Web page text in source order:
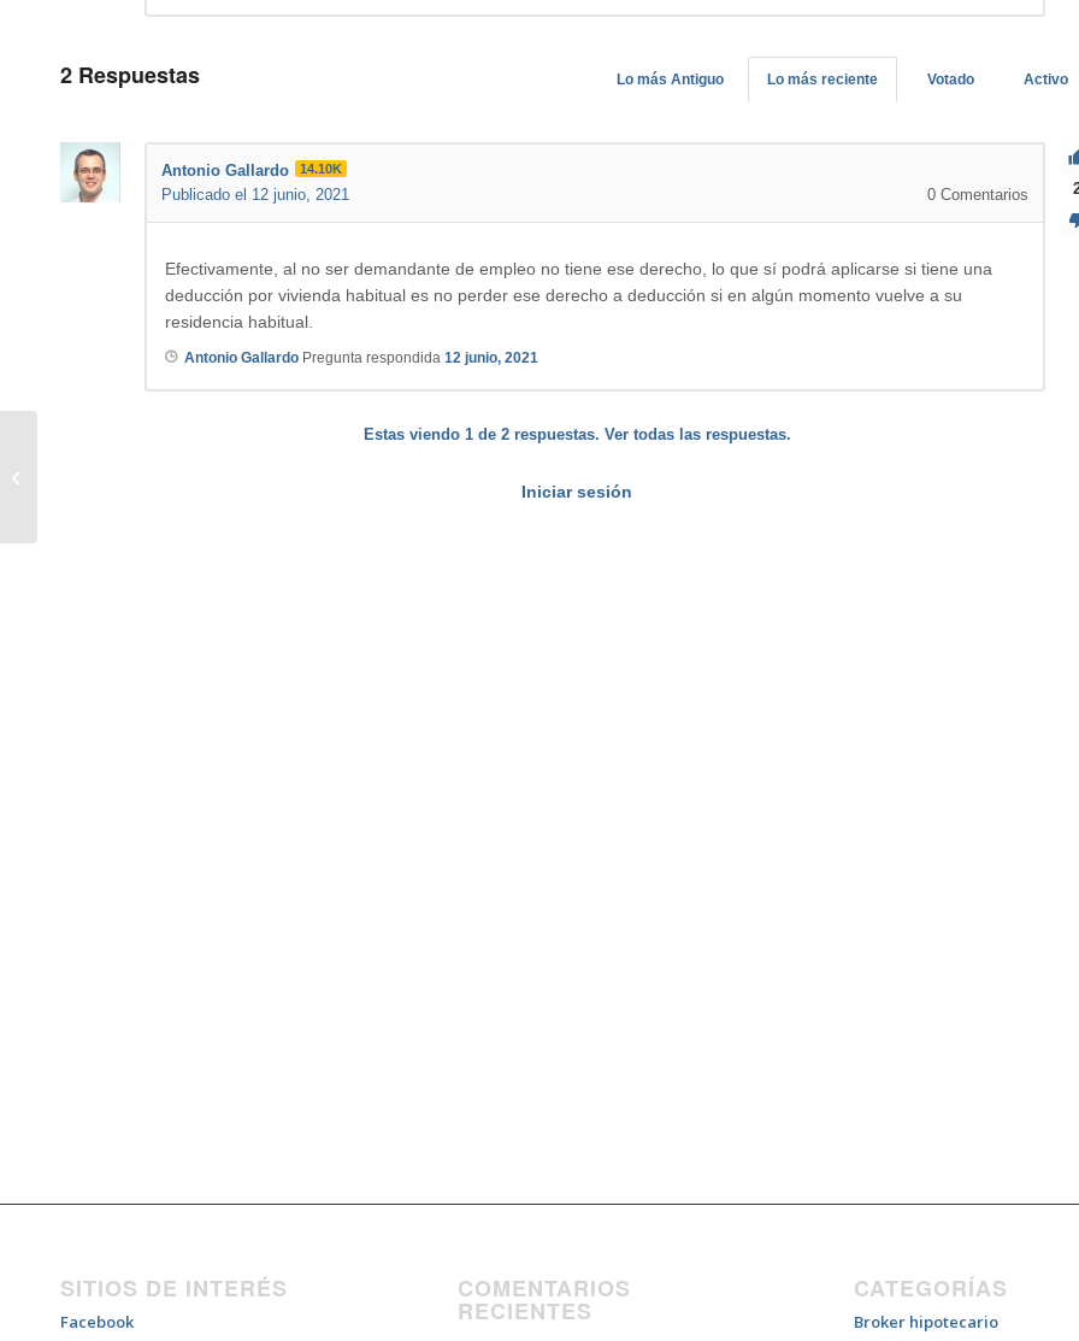
2 Respuestas Activo
Votado
Lo más reciente
Lo más Antiguo
Antonio Gallardo 14.10K
Publicado el 12 junio, 2021 0 Comentarios
Efectivamente, al no ser demandante de empleo no tiene ese derecho, lo que sí podrá aplicarse si tiene una
deducción por vivienda habitual es no perder ese derecho a deducción si en algún momento vuelve a su
residencia habitual.
Antonio Gallardo Pregunta respondida 12 junio, 2021
Estas viendo 1 de 2 respuestas. Ver todas las respuestas.
Iniciar sesión
SITIOS DE INTERÉS
Facebook
COMENTARIOS
RECIENTES
CATEGORÍAS
Broker hipotecario